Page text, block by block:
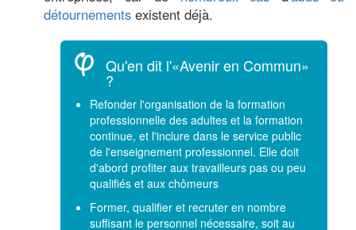
détournements existent déjà.
Qu'en dit l'«Avenir en Commun»
?
Refonder l'organisation de la formation
professionnelle des adultes et la formation
continue, et l'inclure dans le service public
de l'enseignement professionnel. Elle doit
d'abord profiter aux travailleurs pas ou peu
qualifiés et aux chômeurs
Former, qualifier et recruter en nombre
suffisant le personnel nécessaire, soit au